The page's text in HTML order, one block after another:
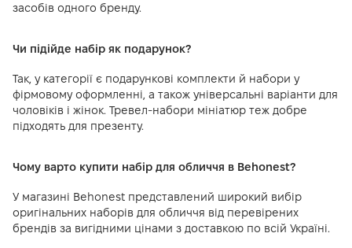
засобів одного бренду.
Чи підійде набір як подарунок?
Так, у категорії є подарункові комплекти й набори у
фірмовому оформленні, а також універсальні варіанти для
чоловіків і жінок. Тревел-набори мініатюр теж добре
підходять для презенту.
Чому варто купити набір для обличчя в Behonest?
У магазині Behonest представлений широкий вибір
оригінальних наборів для обличчя від перевірених
брендів за вигідними цінами з доставкою по всій Україні.